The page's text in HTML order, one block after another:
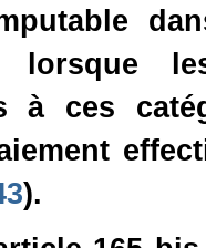
lorsque
à ces
).